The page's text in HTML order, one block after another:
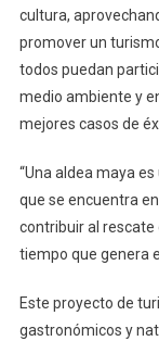
cultura,
promover un
todos puedan
medio ambiente y
mejores casos de
“Una aldea maya
que se encuentra
contribuir al
tiempo que genera
Este proyecto de
gastronómicos y